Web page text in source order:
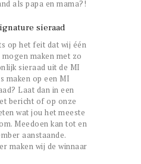
als papa en mama?!
sieraad
op het feit dat wij één
maken met zo
sieraad uit de MI
maken op een MI
Laat dan in een
bericht of op onze
wat jou het meeste
Meedoen kan tot en
aanstaande.
maken wij de winnaar